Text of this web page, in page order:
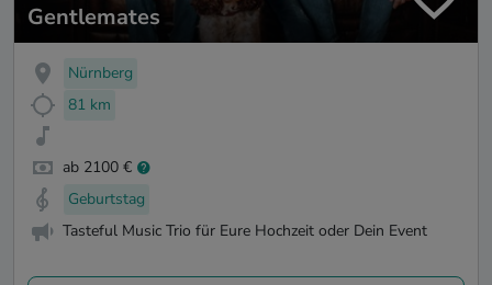
Gentlemates
Nürnberg
81 km
ab 2100 €
Geburtstag
Tasteful Music Trio für Eure Hochzeit oder Dein Event